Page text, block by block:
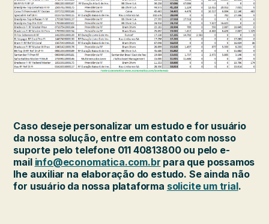
Caso deseje personalizar um estudo e for usuário
da nossa solução, entre em contato com nosso
suporte pelo telefone 011 40813800 ou pelo e-
mail info@economatica.com.br para que possamos
lhe auxiliar na elaboração do estudo. Se ainda não
for usuário da nossa plataforma solicite um trial.